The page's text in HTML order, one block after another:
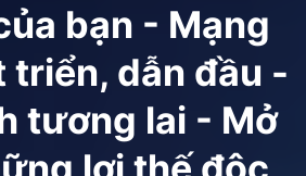
bạn - Mạng
triển, dẫn đầu -
tương lai - Mở